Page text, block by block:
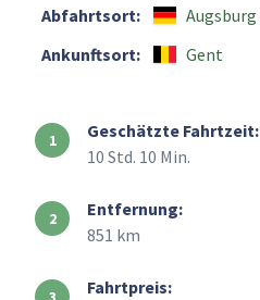
Abfahrtsort:
Augsburg
Ankunftsort:
Gent
Geschätzte Fahrtzeit:
10 Std. 10 Min.
Entfernung:
851 km
Fahrtpreis: